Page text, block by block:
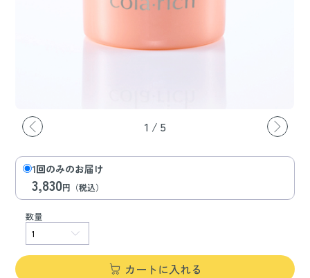
1 / 5
1回のみのお届け
3,830円（税込）
数量
カートに入れる